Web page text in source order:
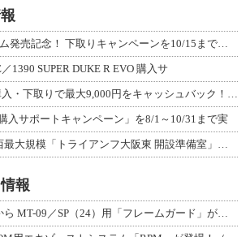
1390 SUPER DUKE R EVO 購入サ
入サポートキャンペーン」を8/1～10/31まで実
報